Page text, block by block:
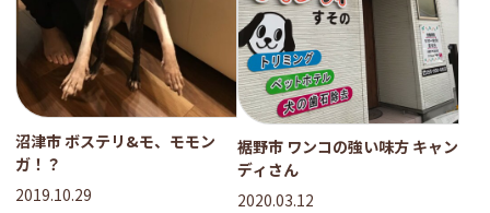
沼津市 ボステリ&モ、モモン
ガ！？
2019.10.29
裾野市 ワンコの強い味方 キャン
ディさん
2020.03.12